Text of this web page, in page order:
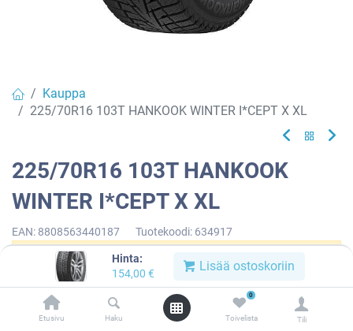
Hinta:
154,00 € Lisää ostoskoriin
Etusivu Haku
0
Toivelista Tili
Kauppa
225/70R16 103T HANKOOK WINTER I*CEPT X XL
225/70R16 103T HANKOOK
WINTER I*CEPT X XL
EAN: 8808563440187 Tuotekoodi: 634917
Tällä tuotteella ei ole kelvollista yhdistelmää.
HANKOOK